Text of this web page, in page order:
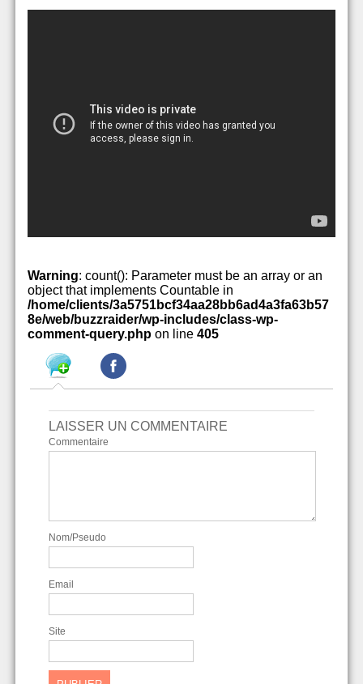
Warning: count(): Parameter must be an array or an
object that implements Countable in
/home/clients/3a5751bcf34aa28bb6ad4a3fa63b57
8e/web/buzzraider/wp-includes/class-wp-
comment-query.php on line 405
LAISSER UN COMMENTAIRE
Commentaire
Nom/Pseudo
Email
Site